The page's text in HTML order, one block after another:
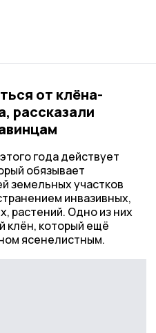
от клёна-
рассказали
года действует
обязывает
земельных участков
инвазивных,
растений. Одно из них
клён, который ещё
ясенелистным.